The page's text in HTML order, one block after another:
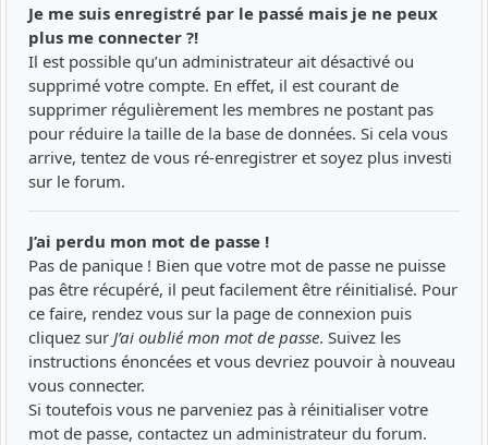
Je me suis enregistré par le passé mais je ne peux
plus me connecter ?!
Il est possible qu’un administrateur ait désactivé ou
supprimé votre compte. En effet, il est courant de
supprimer régulièrement les membres ne postant pas
pour réduire la taille de la base de données. Si cela vous
arrive, tentez de vous ré-enregistrer et soyez plus investi
sur le forum.
J’ai perdu mon mot de passe !
Pas de panique ! Bien que votre mot de passe ne puisse
pas être récupéré, il peut facilement être réinitialisé. Pour
ce faire, rendez vous sur la page de connexion puis
cliquez sur J’ai oublié mon mot de passe. Suivez les
instructions énoncées et vous devriez pouvoir à nouveau
vous connecter.
Si toutefois vous ne parveniez pas à réinitialiser votre
mot de passe, contactez un administrateur du forum.